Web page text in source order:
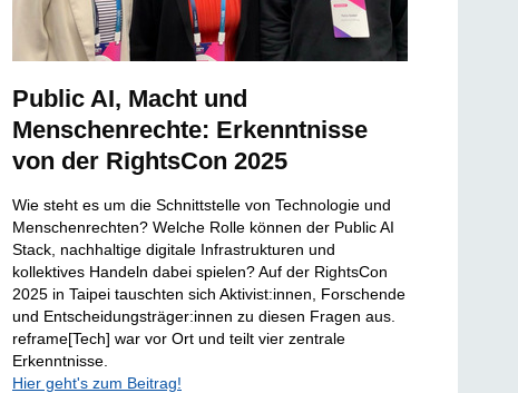
Public AI, Macht und
Menschenrechte: Erkenntnisse
von der RightsCon 2025
Wie steht es um die Schnittstelle von Technologie und
Menschenrechten? Welche Rolle können der Public AI
Stack, nachhaltige digitale Infrastrukturen und
kollektives Handeln dabei spielen? Auf der RightsCon
2025 in Taipei tauschten sich Aktivist:innen, Forschende
und Entscheidungsträger:innen zu diesen Fragen aus.
reframe[Tech] war vor Ort und teilt vier zentrale
Erkenntnisse.
Hier geht's zum Beitrag!